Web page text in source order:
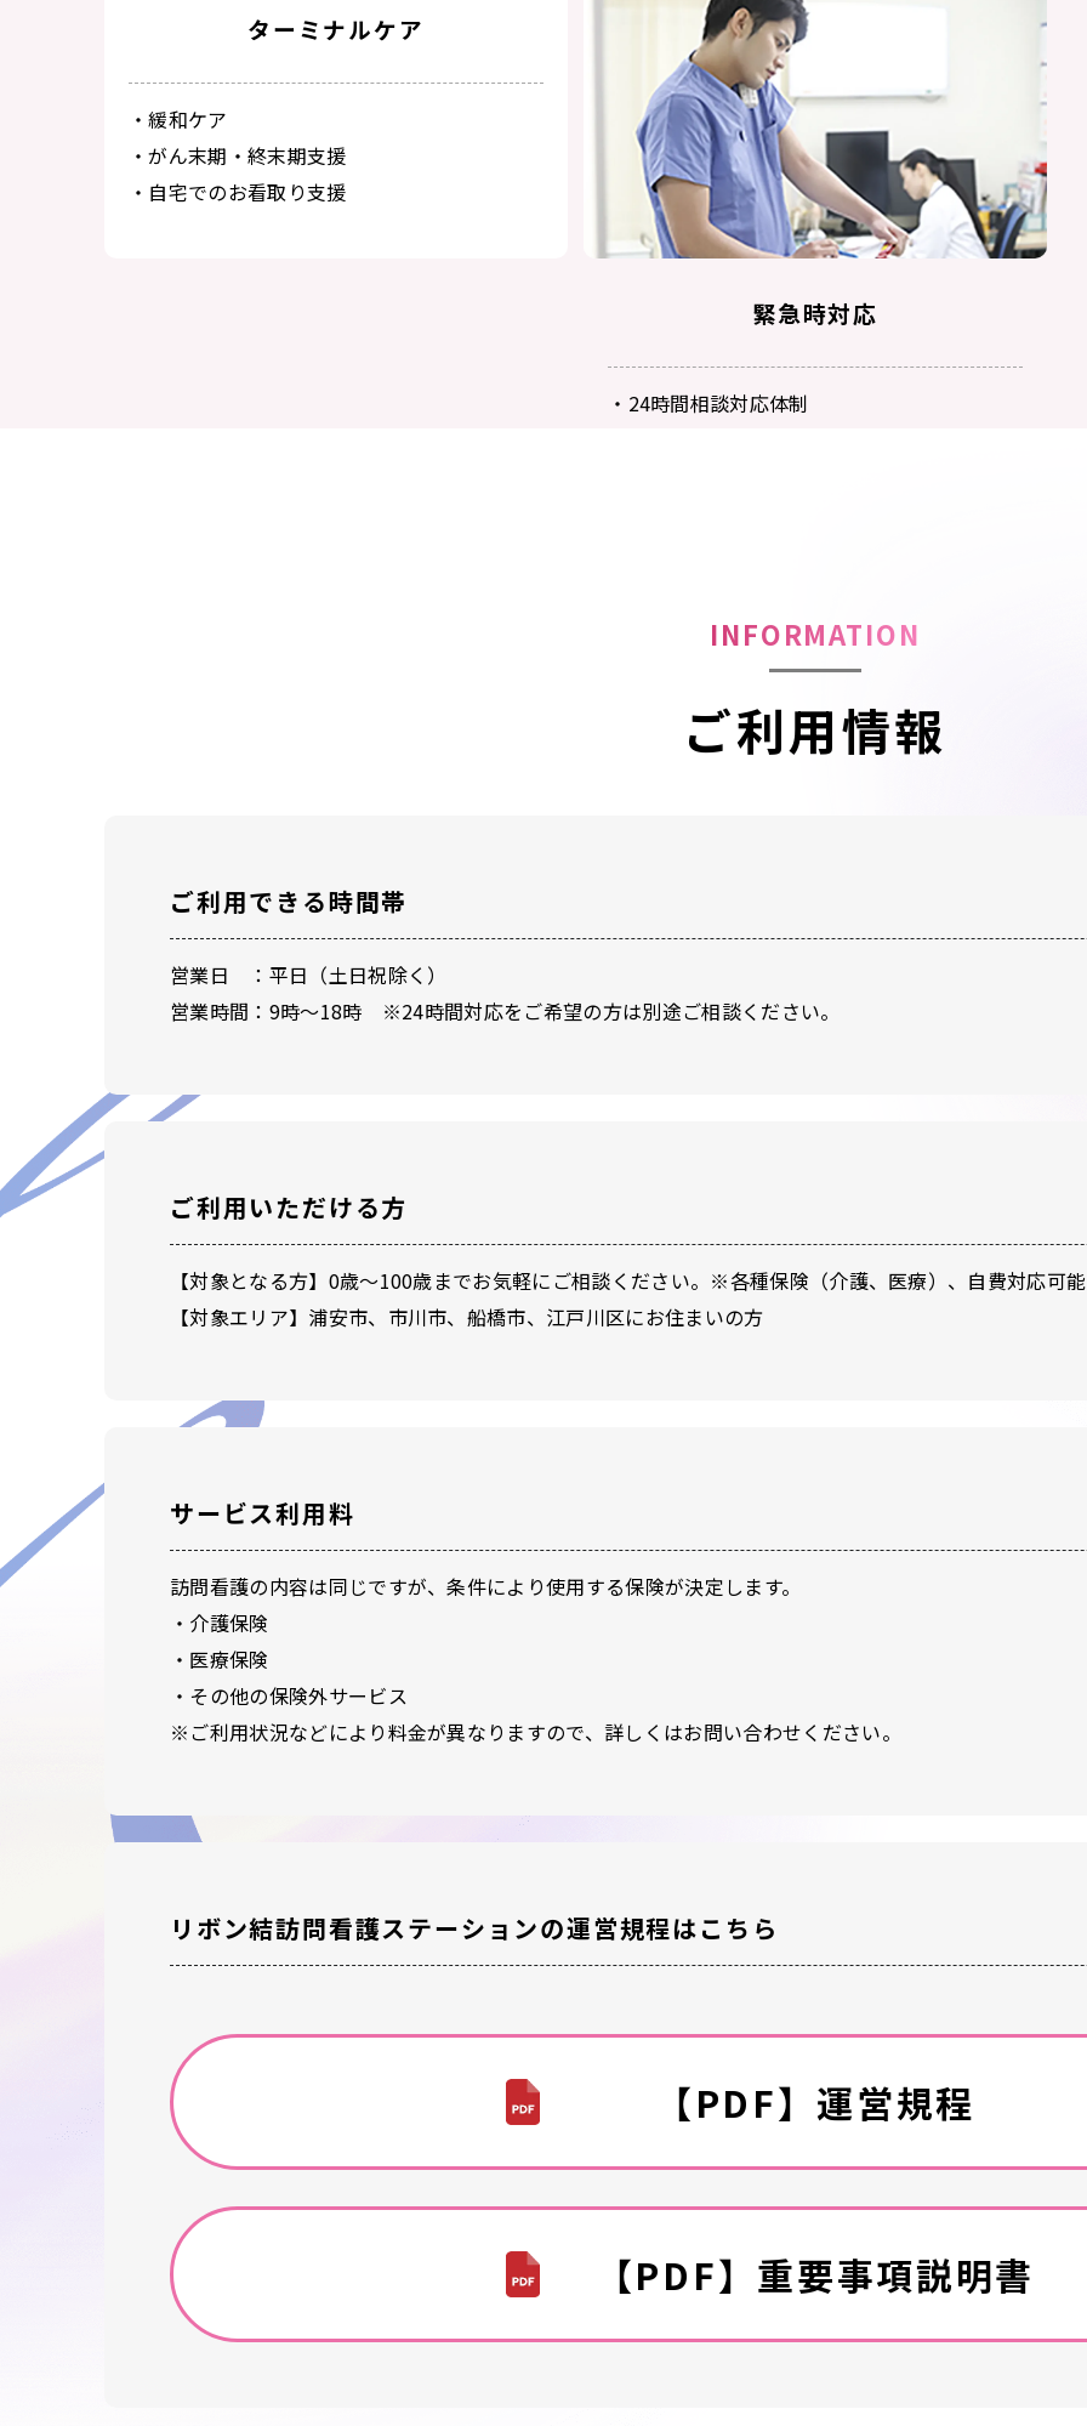
・血圧、体温、脈拍等の測定
・心身の状態を観察
・異常の早期発見・予防
・医師との連携
ターミナルケア
・緩和ケア
・がん末期・終末期支援
・自宅でのお看取り支援
緊急時対応
・24時間相談対応体制
INFORMATION
ご利用情報
ご利用できる時間帯
営業日 ：平日（土日祝除く）
営業時間：9時～18時 ※24時間対応をご希望の方は別途ご相談ください。
ご利用いただける方
【対象となる方】0歳～100歳までお気軽にご相談ください。※各種保険（介護、医療）、自費対応可
【対象エリア】浦安市、市川市、船橋市、江戸川区にお住まいの方
サービス利用料
訪問看護の内容は同じですが、条件により使用する保険が決定します。
・介護保険
・医療保険
・その他の保険外サービス
※ご利用状況などにより料金が異なりますので、詳しくはお問い合わせください。
リボン結訪問看護ステーションの運営規程はこちら
【PDF】運営規程
【PDF】重要事項説明書